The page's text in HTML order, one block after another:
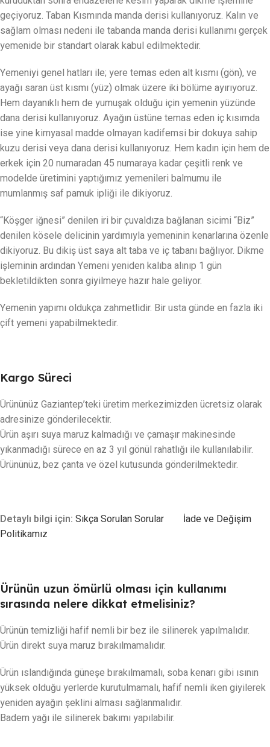
geçiyoruz. Taban Kısmında manda derisi kullanıyoruz. Kalın ve
sağlam olması nedeni ile tabanda manda derisi kullanımı gerçek
yemenide bir standart olarak kabul edilmektedir.
Yemeniyi genel hatları ile; yere temas eden alt kısmı (gön), ve
ayağı saran üst kısmı (yüz) olmak üzere iki bölüme ayırıyoruz.
Hem dayanıklı hem de yumuşak olduğu için yemenin yüzünde
dana derisi kullanıyoruz. Ayağın üstüne temas eden iç kısımda
ise yine kimyasal madde olmayan kadifemsi bir dokuya sahip
kuzu derisi veya dana derisi kullanıyoruz. Hem kadın için hem de
erkek için 20 numaradan 45 numaraya kadar çeşitli renk ve
modelde üretimini yaptığımız yemenileri balmumu ile
mumlanmış saf pamuk ipliği ile dikiyoruz.
“Köşger iğnesi” denilen iri bir çuvaldıza bağlanan sicimi “Biz”
denilen kösele delicinin yardımıyla yemeninin kenarlarına özenle
dikiyoruz. Bu dikiş üst saya alt taba ve iç tabanı bağlıyor. Dikme
işleminin ardından Yemeni yeniden kalıba alınıp 1 gün
bekletildikten sonra giyilmeye hazır hale geliyor.
Yemenin yapımı oldukça zahmetlidir. Bir usta günde en fazla iki
çift yemeni yapabilmektedir.
Kargo Süreci
Ürününüz Gaziantep’teki üretim merkezimizden ücretsiz olarak
adresinize gönderilecektir.
Ürün aşırı suya maruz kalmadığı ve çamaşır makinesinde
yıkanmadığı sürece en az 3 yıl gönül rahatlığı ile kullanılabilir.
Ürününüz, bez çanta ve özel kutusunda gönderilmektedir.
Detaylı bilgi için: Sıkça Sorulan Sorular
İade ve Değişim
Politikamız
Ürünün uzun ömürlü olması için kullanımı
sırasında nelere dikkat etmelisiniz?
Ürünün temizliği hafif nemli bir bez ile silinerek yapılmalıdır.
Ürün direkt suya maruz bırakılmamalıdır.
Ürün ıslandığında güneşe bırakılmamalı, soba kenarı gibi ısının
yüksek olduğu yerlerde kurutulmamalı, hafif nemli iken giyilerek
yeniden ayağın şeklini alması sağlanmalıdır.
Badem yağı ile silinerek bakımı yapılabilir.